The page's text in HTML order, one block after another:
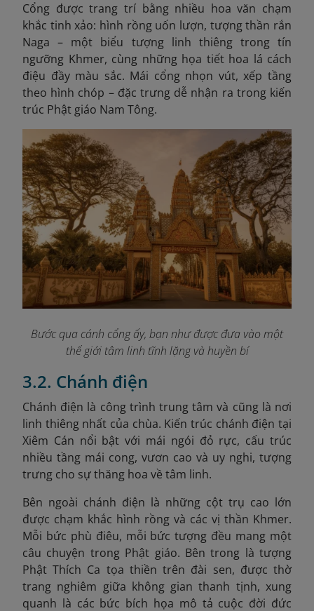
Cổng được trang trí bằng nhiều hoa văn chạm
khắc tinh xảo: hình rồng uốn lượn, tượng thần rắn
Naga – một biểu tượng linh thiêng trong tín
ngưỡng Khmer, cùng những họa tiết hoa lá cách
điệu đầy màu sắc. Mái cổng nhọn vút, xếp tầng
theo hình chóp – đặc trưng dễ nhận ra trong kiến
trúc Phật giáo Nam Tông.
Bước qua cánh cổng ấy, bạn như được đưa vào một
thế giới tâm linh tĩnh lặng và huyền bí
3.2. Chánh điện
Chánh điện là công trình trung tâm và cũng là nơi
linh thiêng nhất của chùa. Kiến trúc chánh điện tại
Xiêm Cán nổi bật với mái ngói đỏ rực, cấu trúc
nhiều tầng mái cong, vươn cao và uy nghi, tượng
trưng cho sự thăng hoa về tâm linh.
Bên ngoài chánh điện là những cột trụ cao lớn
được chạm khắc hình rồng và các vị thần Khmer.
Mỗi bức phù điêu, mỗi bức tượng đều mang một
câu chuyện trong Phật giáo. Bên trong là tượng
Phật Thích Ca tọa thiền trên đài sen, được thờ
trang nghiêm giữa không gian thanh tịnh, xung
quanh là các bức bích họa mô tả cuộc đời đức